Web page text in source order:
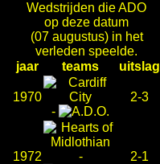
Wedstrijden die ADO
op deze datum
(07 augustus) in het
verleden speelde.
jaar
teams uitslag
1970
-
2-3
1972 - 2-1